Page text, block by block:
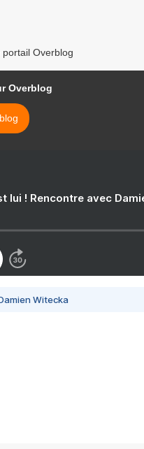
Overblog
Overblog
lui ! Rencontre avec
Witecka